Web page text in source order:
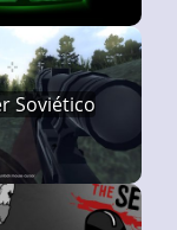
Soviético